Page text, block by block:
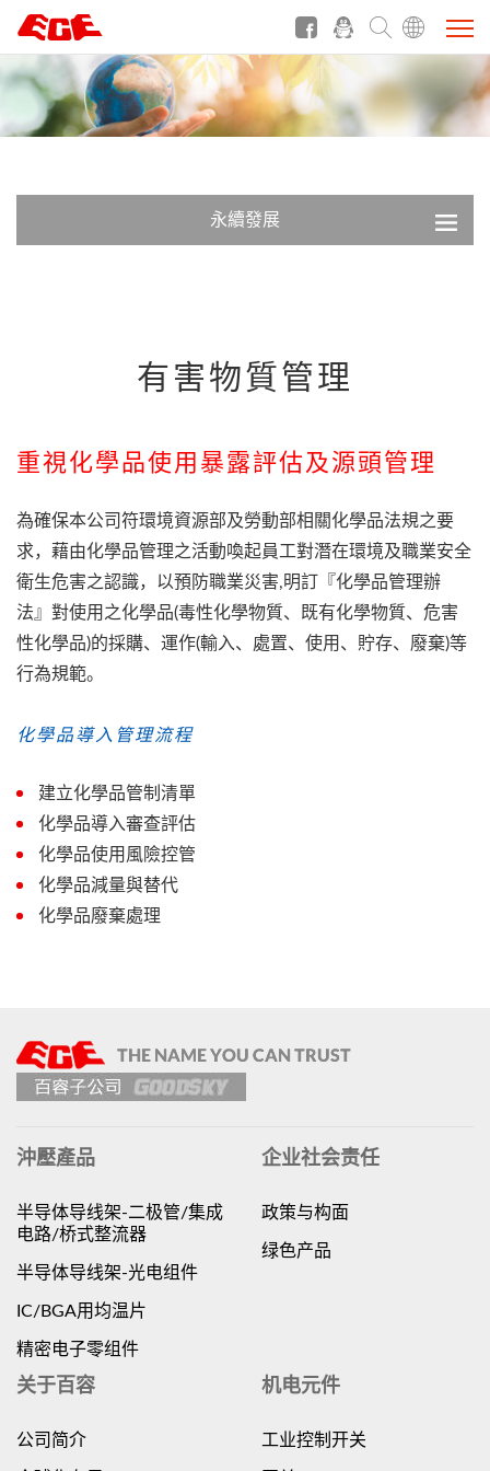
永續發展
有害物質管理
重視化學品使用暴露評估及源頭管理
為確保本公司符環境資源部及勞動部相關化學品法規之要
求，藉由化學品管理之活動喚起員工對潛在環境及職業安全
衛生危害之認識，以預防職業災害,明訂『化學品管理辦
法』對使用之化學品(毒性化學物質、既有化學物質、危害
性化學品)的採購、運作(輸入、處置、使用、貯存、廢棄)等
行為規範。
化學品導入管理流程
建立化學品管制清單
化學品導入審查評估
化學品使用風險控管
化學品減量與替代
化學品廢棄處理
沖壓產品
半导体导线架-二极管/集成
电路/桥式整流器
半导体导线架-光电组件
IC/BGA用均温片
精密电子零组件
企业社会责任
政策与构面
绿色产品
关于百容
公司简介
机电元件
工业控制开关